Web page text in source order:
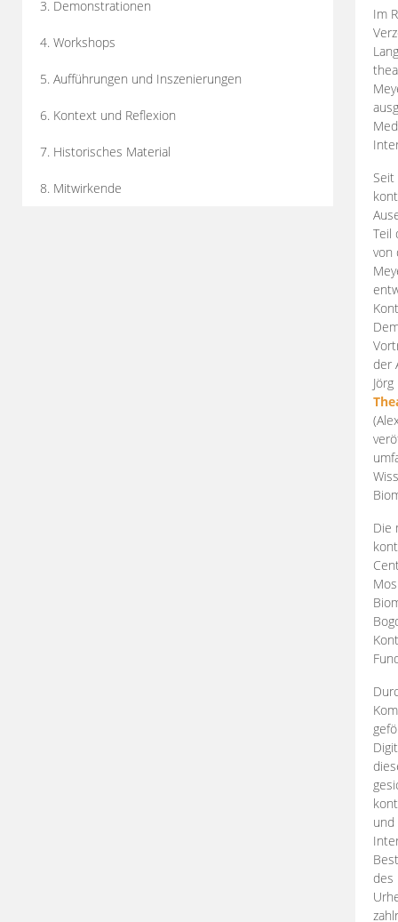
3. Demonstrationen
4. Workshops
5. Aufführungen und Inszenierungen
6. Kontext und Reflexion
7. Historisches Material
8. Mitwirkende
Im
Teil
von
der
Die
des